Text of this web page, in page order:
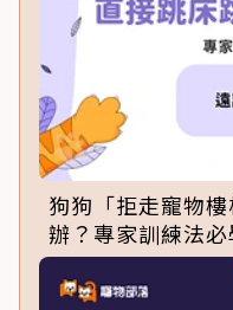
狗狗「拒走寵物
辦？專家訓練法必